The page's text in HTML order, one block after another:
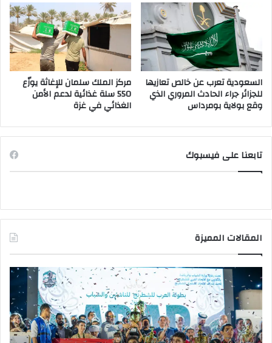
السعودية تعرب عن خالص تعازيها
للجزائر جراء الحادث المروري الذي
وقع بولاية بومرداس
مركز الملك سلمان للإغاثة يوزّع
550 سلة غذائية لدعم الأمن
الغذائي في غزة
تابعنا على فيسبوك
المقالات المميزة
الشباب
والرياضة
يهنئ
منتخب
مصر